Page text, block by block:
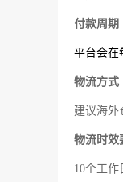
付款周期
平台会在
物流方式
建议海外
物流时效
10个工作